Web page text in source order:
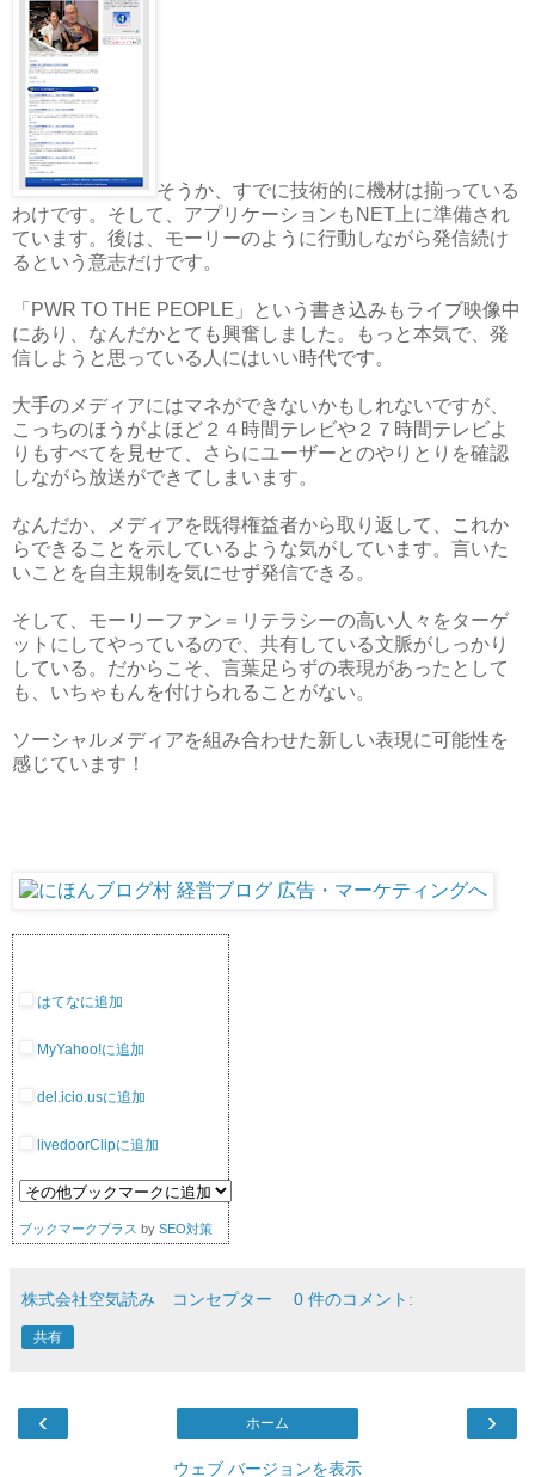
そうか、すでに技術的に機材は揃っている
わけです。そして、アプリケーションもNET上に準備され
ています。後は、モーリーのように行動しながら発信続け
るという意志だけです。
「PWR TO THE PEOPLE」という書き込みもライブ映像中
にあり、なんだかとても興奮しました。もっと本気で、発
信しようと思っている人にはいい時代です。
大手のメディアにはマネができないかもしれないですが、
こっちのほうがよほど２４時間テレビや２７時間テレビよ
りもすべてを見せて、さらにユーザーとのやりとりを確認
しながら放送ができてしまいます。
なんだか、メディアを既得権益者から取り返して、これか
らできることを示しているような気がしています。言いた
いことを自主規制を気にせず発信できる。
そして、モーリーファン＝リテラシーの高い人々をターゲ
ットにしてやっているので、共有している文脈がしっかり
している。だからこそ、言葉足らずの表現があったとして
も、いちゃもんを付けられることがない。
ソーシャルメディアを組み合わせた新しい表現に可能性を
感じています！
はてなに追加
MyYahoo!に追加
del.icio.usに追加
livedoorClipに追加
ブックマークプラス by SEO対策
株式会社空気読み コンセプター 0 件のコメント:
共有
‹ ›
ホーム
ウェブ バージョンを表示